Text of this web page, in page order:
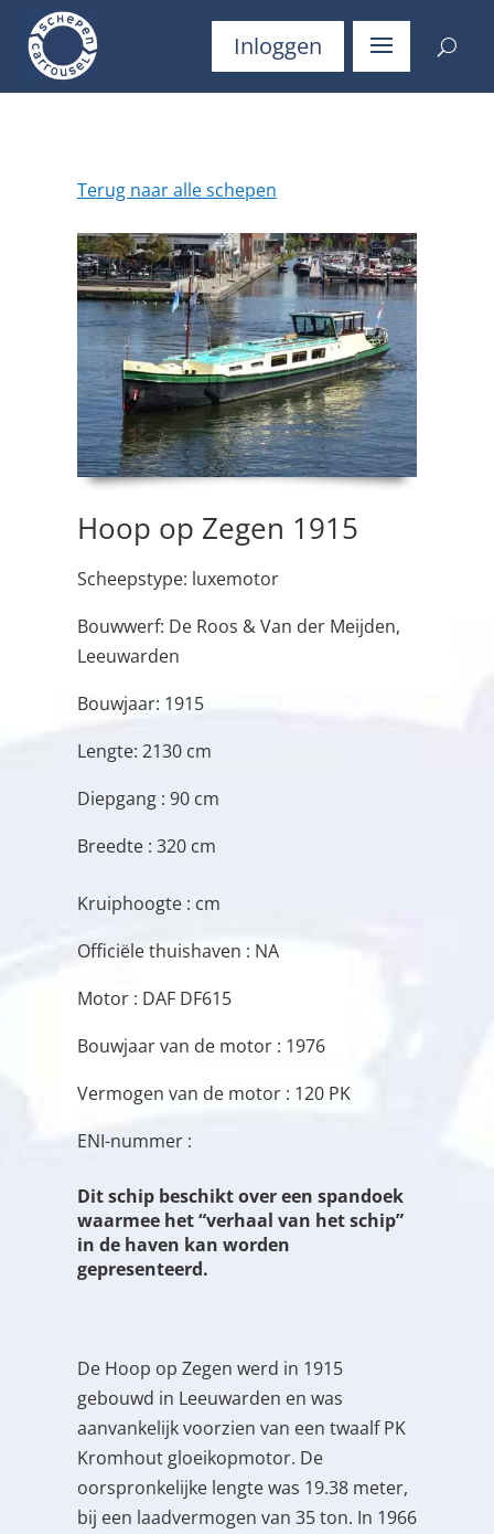
Inloggen
Terug naar alle schepen
Hoop op Zegen 1915
Scheepstype: luxemotor
Bouwwerf: De Roos & Van der Meijden,
Leeuwarden
Bouwjaar: 1915
Lengte: 2130 cm
Diepgang : 90 cm
Breedte : 320 cm
Kruiphoogte : cm
Officiële thuishaven : NA
Motor : DAF DF615
Bouwjaar van de motor : 1976
Vermogen van de motor : 120 PK
ENI-nummer :
Dit schip beschikt over een spandoek
waarmee het “verhaal van het schip”
in de haven kan worden
gepresenteerd.
De Hoop op Zegen werd in 1915
gebouwd in Leeuwarden en was
aanvankelijk voorzien van een twaalf PK
Kromhout gloeikopmotor. De
oorspronkelijke lengte was 19.38 meter,
bij een laadvermogen van 35 ton. In 1966